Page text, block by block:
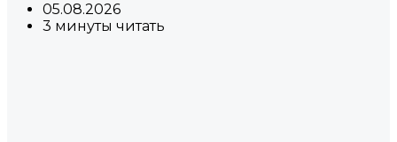
05.08.2026
3 минуты читать